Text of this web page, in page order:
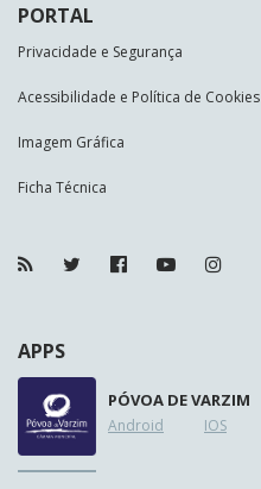
PORTAL
Privacidade e Segurança
Acessibilidade e Política de Cookies
Imagem Gráfica
Ficha Técnica
APPS
PÓVOA DE VARZIM
Android IOS